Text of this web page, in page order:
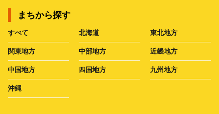
まちから探す
すべて 北海道 東北地方
関東地方 中部地方 近畿地方
中国地方 四国地方 九州地方
沖縄